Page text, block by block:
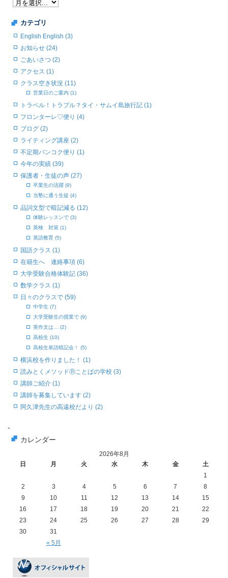
カテゴリ
English English (3)
お知らせ (24)
ごあいさつ (2)
アクセス (1)
クラス空き状況 (11)
営業日のご案内 (1)
トラベル！トラブル？タイ・サムイ島旅行記 (1)
フロンターレ♡便り (4)
ブログ (2)
ライティング講座 (2)
不定期バンコク便り (1)
今年の実績 (39)
保護者・生徒の声 (27)
卒業生の活躍 (9)
当塾に通う生徒 (4)
品詞文型で暗記減る (12)
体験レッスンで (3)
英検 対策 (1)
英語教育 (5)
国語クラス (1)
在籍生へ 連絡事項 (6)
大学受験合格体験記 (36)
数学クラス (1)
日々のクラスで (59)
中学生 (7)
大学受験生の授業で (9)
英作文は… (2)
高校生 (10)
高校生単語暗記会！ (5)
横浜校を作りました！ (1)
読みとくメソッドⓇことばの学校 (3)
講師ご紹介 (1)
講師を募集しています (2)
阿久津先生の高遠校だより (2)
-
カレンダー
2026年8月
日
月 火 水 木 金 土
« 5月
1
2
3 4 5 6 7
8
9
10 11 12 13 14
15
16
17 18 19 20 21
22
23
24 25 26 27 28
29
30
31